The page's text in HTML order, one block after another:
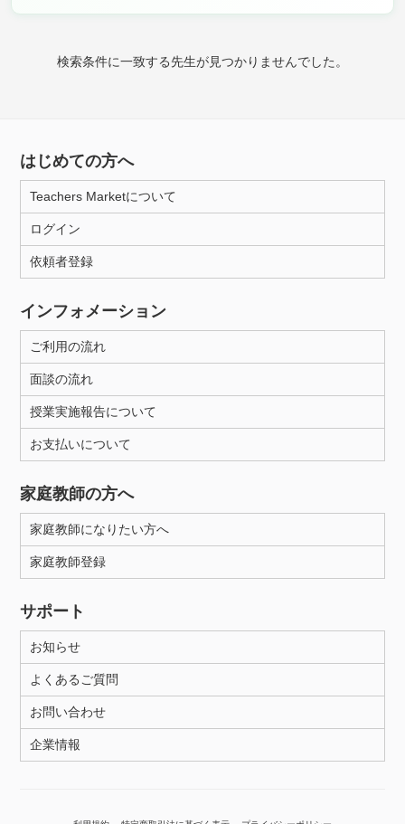
検索条件に一致する先生が見つかりませんでした。
月曜日 火曜日
所属大学
距離：15km以内
年齢：18-101歳
はじめての方へ
Teachers Marketについて
ログイン
依頼者登録
インフォメーション
ご利用の流れ
面談の流れ
授業実施報告について
お支払いについて
家庭教師の方へ
家庭教師になりたい方へ
家庭教師登録
サポート
お知らせ
よくあるご質問
お問い合わせ
企業情報